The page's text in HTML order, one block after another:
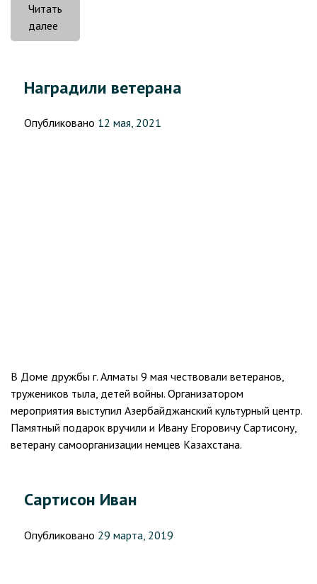
Читать
далее
цветов
камню
Немецком
Наградили ветерана
Опубликовано 12 мая, 2021
В Доме дружбы г. Алматы 9 мая чествовали ветеранов,
тружеников тыла, детей войны. Организатором
мероприятия выступил Азербайджанский культурный центр.
Памятный подарок вручили и Ивану Егоровичу Сартисону,
ветерану самоорганизации немцев Казахстана.
Сартисон Иван
Опубликовано 29 марта, 2019